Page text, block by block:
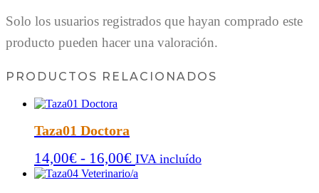
Solo los usuarios registrados que hayan comprado este
producto pueden hacer una valoración.
PRODUCTOS RELACIONADOS
Taza01 Doctora
14,00€ - 16,00€Rango
de
IVA incluído